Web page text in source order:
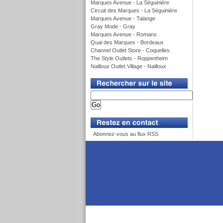
Marques Avenue - La Séguinière
Circuit des Marques - La Séguinière
Marques Avenue - Talange
Gray Mode - Gray
Marques Avenue - Romans
Quai des Marques - Bordeaux
Channel Outlet Store - Coquelles
The Style Outlets - Roppenheim
Nailloux Outlet Village - Nailloux
Abonnez-vous au flux RSS